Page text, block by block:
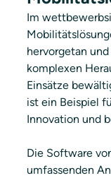
Im
hervorgetan
komplexen
Einsätze
ist ein Beispiel
Innovation und
Die Software
umfassenden